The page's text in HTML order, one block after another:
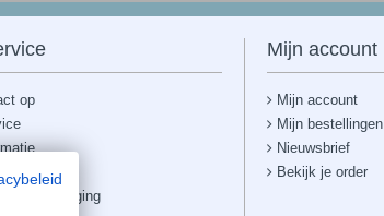
op
& bezorging
Mijn account
Mijn account
Mijn bestellingen
Nieuwsbrief
Bekijk je order